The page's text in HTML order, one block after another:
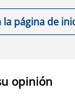
la página de
opinión